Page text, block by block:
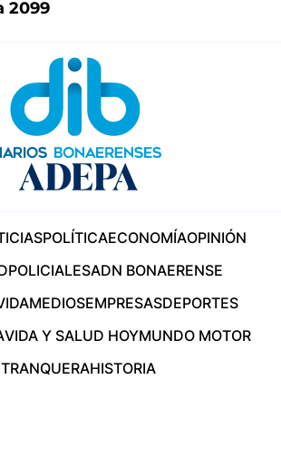
2099
POLÍTICAECONOMÍAOPINIÓN
POLICIALESADN BONAERENSE
MEDIOSEMPRESASDEPORTES
VIDA Y SALUD HOYMUNDO MOTOR
TRANQUERAHISTORIA